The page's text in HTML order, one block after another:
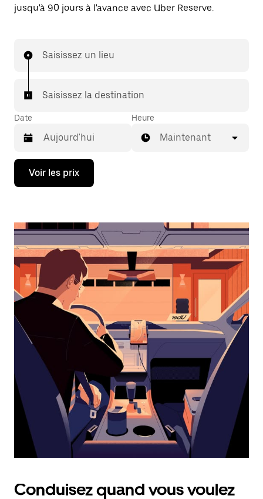
jusqu'à 90 jours à l'avance avec Uber Reserve.
Saisissez un lieu
Saisissez la destination
Date
Appuyez
la
bas
ouvrir
le
calendrier
sélectionner
une
date.
Appuyez
sur
touche
pour
fermer
le
calendrier.
Heure
Maintenant
Voir les prix
Conduisez quand vous voulez